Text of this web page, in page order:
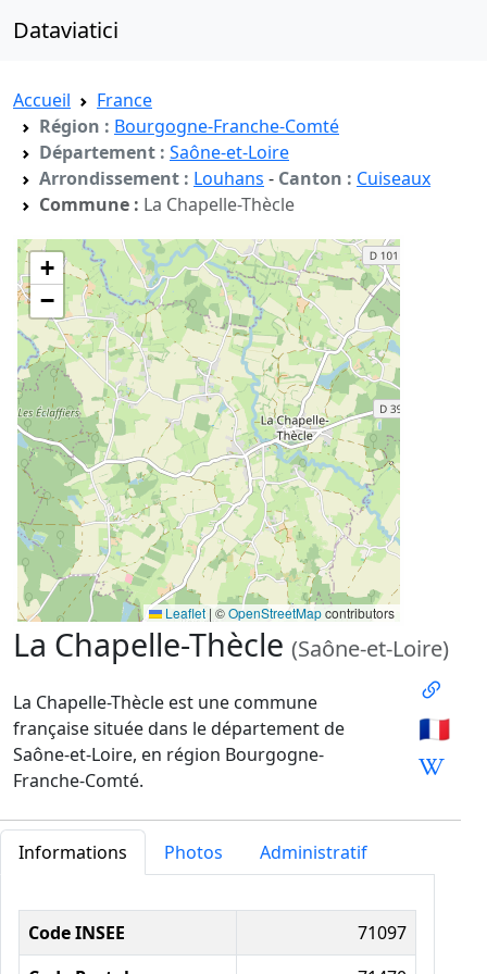
Dataviatici
Accueil
France
Région : Bourgogne-Franche-Comté
Département : Saône-et-Loire
Arrondissement : Louhans - Canton : Cuiseaux
Commune : La Chapelle-Thècle
+
−
Leaflet | ©OpenStreetMapcontributors
La Chapelle-Thècle (Saône-et-Loire)
La Chapelle-Thècle est une commune
française située dans le département de
Saône-et-Loire, en région Bourgogne-
Franche-Comté.
🇫🇷
Informations Photos Administratif
Informations administratives
Code INSEE
71097